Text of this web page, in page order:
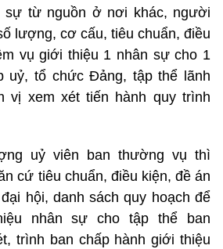
sự từ nguồn ở nơi khác, người
lượng, cơ cấu, tiêu chuẩn, điều
vụ giới thiệu 1 nhân sự cho 1
uỷ, tổ chức Đảng, tập thể lãnh
vị xem xét tiến hành quy trình
uỷ viên ban thường vụ thì
cứ tiêu chuẩn, điều kiện, đề án
hội, danh sách quy hoạch để
nhân sự cho tập thể ban
trình ban chấp hành giới thiệu